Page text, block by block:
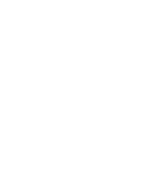
bezahlt
den
haben,